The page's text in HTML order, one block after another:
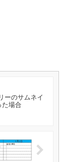
ーのサムネイ
た場合